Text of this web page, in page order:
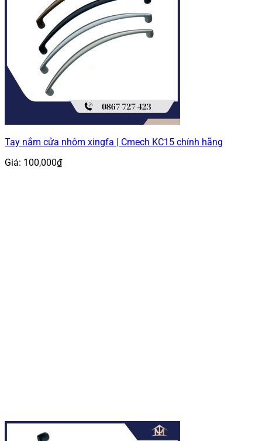
Tay nắm cửa nhôm xingfa | Cmech KC15 chính hãng
Giá: 100,000₫